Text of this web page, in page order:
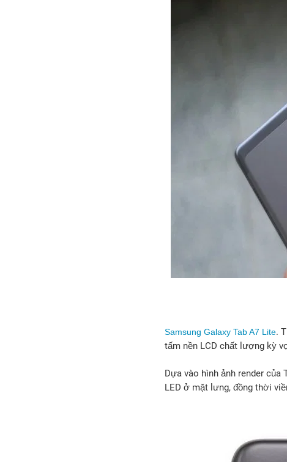
Samsung Galaxy Tab A7 Lite.
tấm nền LCD chất lượng kỳ
Dựa vào hình ảnh render của
LED ở mặt lưng, đồng thời